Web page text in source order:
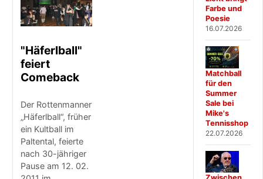
"Häferlball"
feiert
Comeback
Der Rottenmanner
„Häferlball“, früher
ein Kultball im
Paltental, feierte
nach 30-jähriger
Pause am 12. 02.
Farbe und
Poesie
16.07.2026
Matchball
für den
Summer
Sale bei
Mike's
Tennisshop
22.07.2026